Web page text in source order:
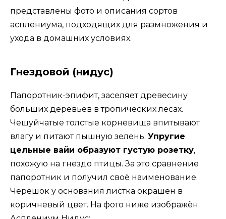
представлены фото и описания сортов
асплениума, подходящих для размножения и
ухода в домашних условиях.
Гнездовой (нидус)
Папоротник-эпифит, заселяет древесину
больших деревьев в тропических лесах.
Чешуйчатые толстые корневища впитывают
влагу и питают пышную зелень. Упругие
цельные вайи образуют густую розетку,
похожую на гнездо птицы. За это сравнение
папоротник и получил своё наименование.
Черешок у основания листка окрашен в
коричневый цвет. На фото ниже изображён